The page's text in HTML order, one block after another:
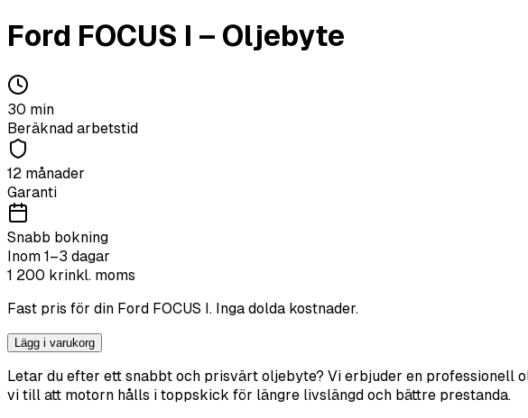
Ford FOCUS I – Oljebyte
30 min
Beräknad arbetstid
12 månader
Garanti
Snabb bokning
Inom 1–3 dagar
1 200 krinkl. moms
Fast pris för din Ford FOCUS I. Inga dolda kostnader.
Lägg i varukorg
Letar du efter ett snabbt och prisvärt oljebyte? Vi erbjuder en professionell
vi till att motorn hålls i toppskick för längre livslängd och bättre prestanda.